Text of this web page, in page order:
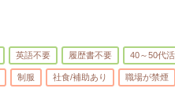
英語不要 履歴書不要 40～50代
制服 社食/補助あり 職場が禁煙